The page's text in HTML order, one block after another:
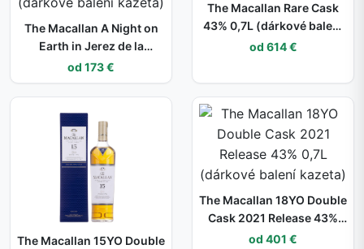
The Macallan A Night on
Earth in Jerez de la
Frontera 43% 0,7L
(dárkové balení kazeta)
od 173 €
The Macallan Rare Cask
43% 0,7L (dárkové balení
kazeta)
od 614 €
The Macallan 15YO Double
The Macallan 18YO Double
Cask 2021 Release 43%
0,7L (dárkové balení
od 401 €